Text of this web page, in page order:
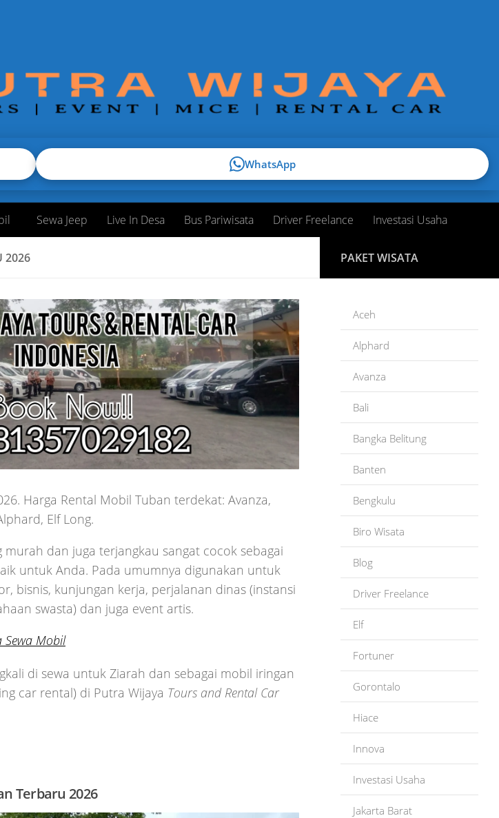
Sewa Jeep Live In Desa Bus Pariwisata Driver Freelance Investasi Usaha
2026
Harga Rental Mobil Tuban terdekat: Avanza,
Elf Long.
dan juga terjangkau sangat cocok sebagai
untuk Anda. Pada umumnya digunakan untuk
bisnis, kunjungan kerja, perjalanan dinas (instansi
swasta) dan juga event artis.
Sewa Mobil
di sewa untuk Ziarah dan sebagai mobil iringan
car rental) di Putra Wijaya Tours and Rental Car
Terbaru 2026
PAKET WISATA
Aceh
Alphard
Avanza
Bali
Bangka Belitung
Banten
Bengkulu
Biro Wisata
Blog
Driver Freelance
Elf
Fortuner
Gorontalo
Hiace
Innova
Investasi Usaha
Jakarta Barat
WhatsApp